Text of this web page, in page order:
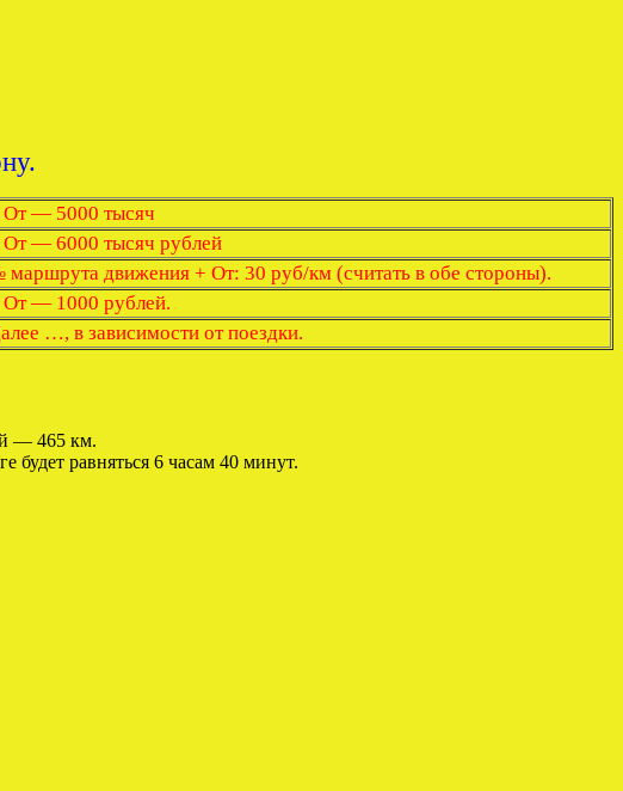
От — 5000 тысяч
От — 6000 тысяч рублей
движения + От: 30 руб/км (считать в обе стороны).
От — 1000 рублей.
…, в зависимости от поездки.
— 465 км.
будет равняться 6 часам 40 минут.